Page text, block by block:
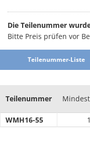
Druckfedern ist
maximale Belastung
zwischen 2 und 4.9 N /
Das führt dazu, dass
Bestellmengen erweitert (D-
Die Teilenummer
Bitte Preis prüfen vor
Teilenummer-Liste
Teilenummer
WMH16-55